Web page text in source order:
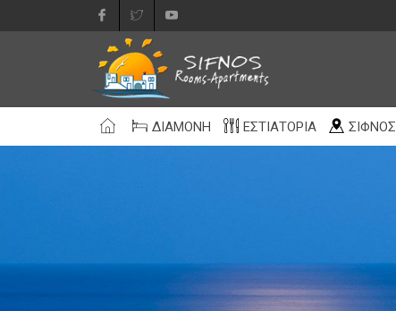
ΔΙΑΜΟΝΉ ΕΣΤΙΑΤΌΡΙΑ ΣΊΦΝΟΣ